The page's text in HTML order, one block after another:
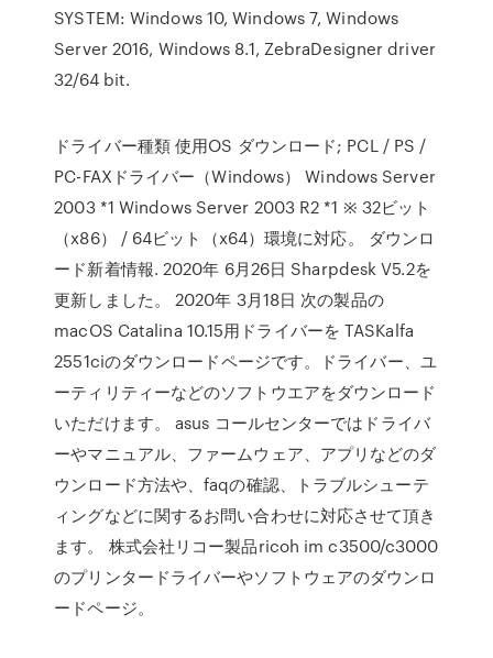
SYSTEM: Windows 10, Windows 7, Windows
Server 2016, Windows 8.1, ZebraDesigner driver
32/64 bit.
ドライバー種類 使用OS ダウンロード; PCL / PS /
PC-FAXドライバー（Windows） Windows Server
2003 *1 Windows Server 2003 R2 *1 ※ 32ビット
（x86） / 64ビット（x64）環境に対応。 ダウンロ
ード新着情報. 2020年 6月26日 Sharpdesk V5.2を
更新しました。 2020年 3月18日 次の製品の
macOS Catalina 10.15用ドライバーを TASKalfa
2551ciのダウンロードページです。ドライバー、ユ
ーティリティーなどのソフトウエアをダウンロード
いただけます。 asus コールセンターではドライバ
ーやマニュアル、ファームウェア、アプリなどのダ
ウンロード方法や、faqの確認、トラブルシューテ
ィングなどに関するお問い合わせに対応させて頂き
ます。 株式会社リコー製品ricoh im c3500/c3000
のプリンタードライバーやソフトウェアのダウンロ
ードページ。